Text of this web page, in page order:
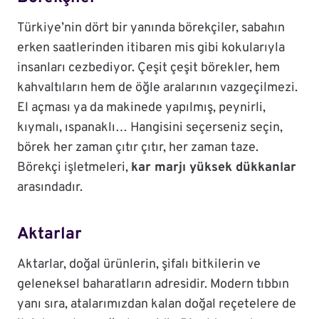
Türkiye’nin dört bir yanında börekçiler, sabahın
erken saatlerinden itibaren mis gibi kokularıyla
insanları cezbediyor. Çeşit çeşit börekler, hem
kahvaltıların hem de öğle aralarının vazgeçilmezi.
El açması ya da makinede yapılmış, peynirli,
kıymalı, ıspanaklı… Hangisini seçerseniz seçin,
börek her zaman çıtır çıtır, her zaman taze.
Börekçi işletmeleri, kar marjı yüksek dükkanlar
arasındadır.
Aktarlar
Aktarlar, doğal ürünlerin, şifalı bitkilerin ve
geleneksel baharatların adresidir. Modern tıbbın
yanı sıra, atalarımızdan kalan doğal reçetelere de